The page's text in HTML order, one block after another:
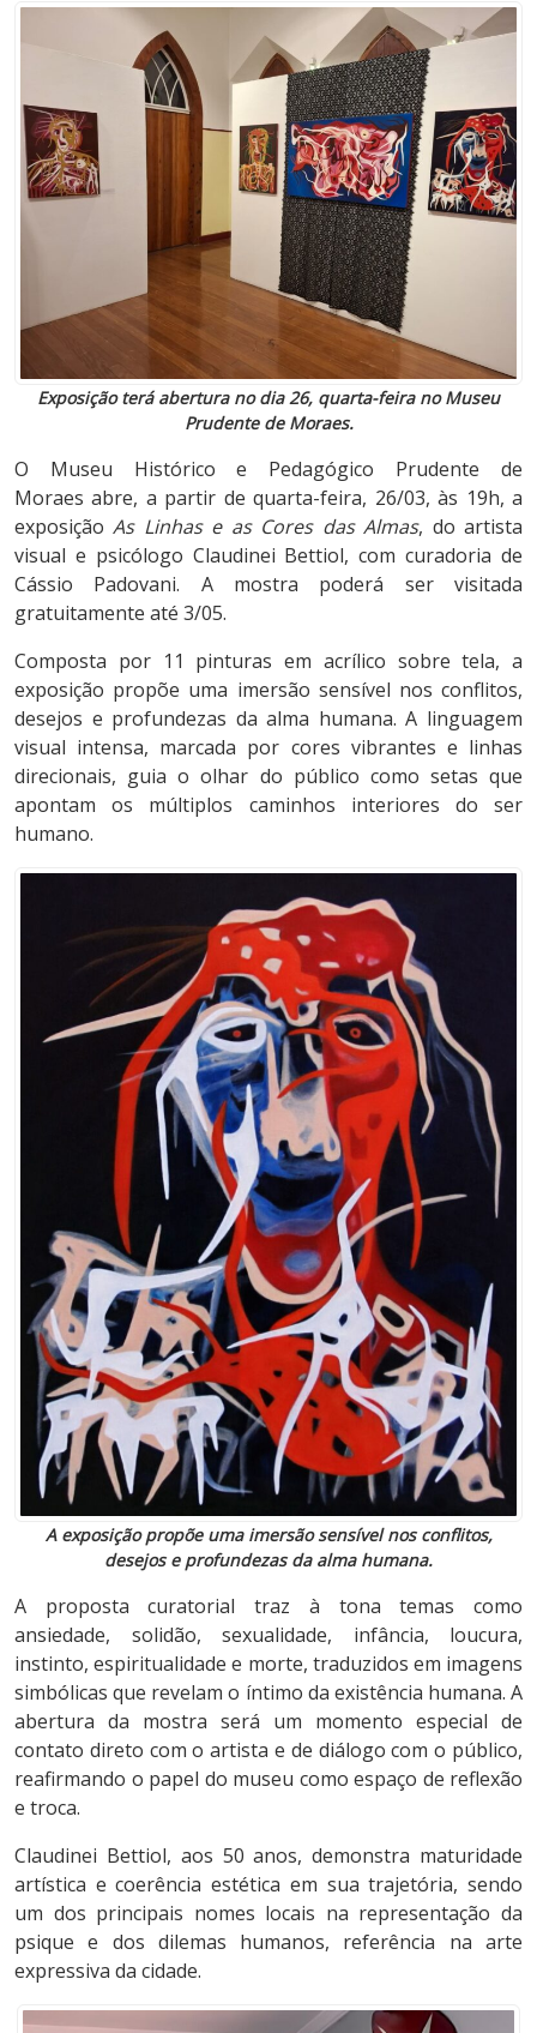
Exposição terá abertura no dia 26, quarta-feira no Museu
Prudente de Moraes.
O Museu Histórico e Pedagógico Prudente de
Moraes abre, a partir de quarta-feira, 26/03, às 19h, a
exposiçãoAs Linhas e as Cores das Almas, do artista
visual e psicólogo Claudinei Bettiol, com curadoria de
Cássio Padovani. A mostra poderá ser visitada
gratuitamente até 3/05.
Composta por 11 pinturas em acrílico sobre tela, a
exposição propõe uma imersão sensível nos conflitos,
desejos e profundezas da alma humana. A linguagem
visual intensa, marcada por cores vibrantes e linhas
direcionais, guia o olhar do público como setas que
apontam os múltiplos caminhos interiores do ser
humano.
A exposição propõe uma imersão sensível nos conflitos,
desejos e profundezas da alma humana.
A proposta curatorial traz à tona temas como
ansiedade, solidão, sexualidade, infância, loucura,
instinto, espiritualidade e morte, traduzidos em imagens
simbólicas que revelam o íntimo da existência humana. A
abertura da mostra será um momento especial de
contato direto com o artista e de diálogo com o público,
reafirmando o papel do museu como espaço de reflexão
e troca.
Claudinei Bettiol, aos 50 anos, demonstra maturidade
artística e coerência estética em sua trajetória, sendo
um dos principais nomes locais na representação da
psique e dos dilemas humanos, referência na arte
expressiva da cidade.